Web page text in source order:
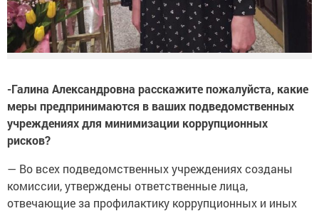
-Галина Александровна расскажите пожалуйста, какие
меры предпринимаются в ваших подведомственных
учреждениях для минимизации коррупционных
рисков?
— Во всех подведомственных учреждениях созданы
комиссии, утверждены ответственные лица,
отвечающие за профилактику коррупционных и иных